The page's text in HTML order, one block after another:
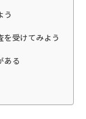
う
を受けてみよう
ある